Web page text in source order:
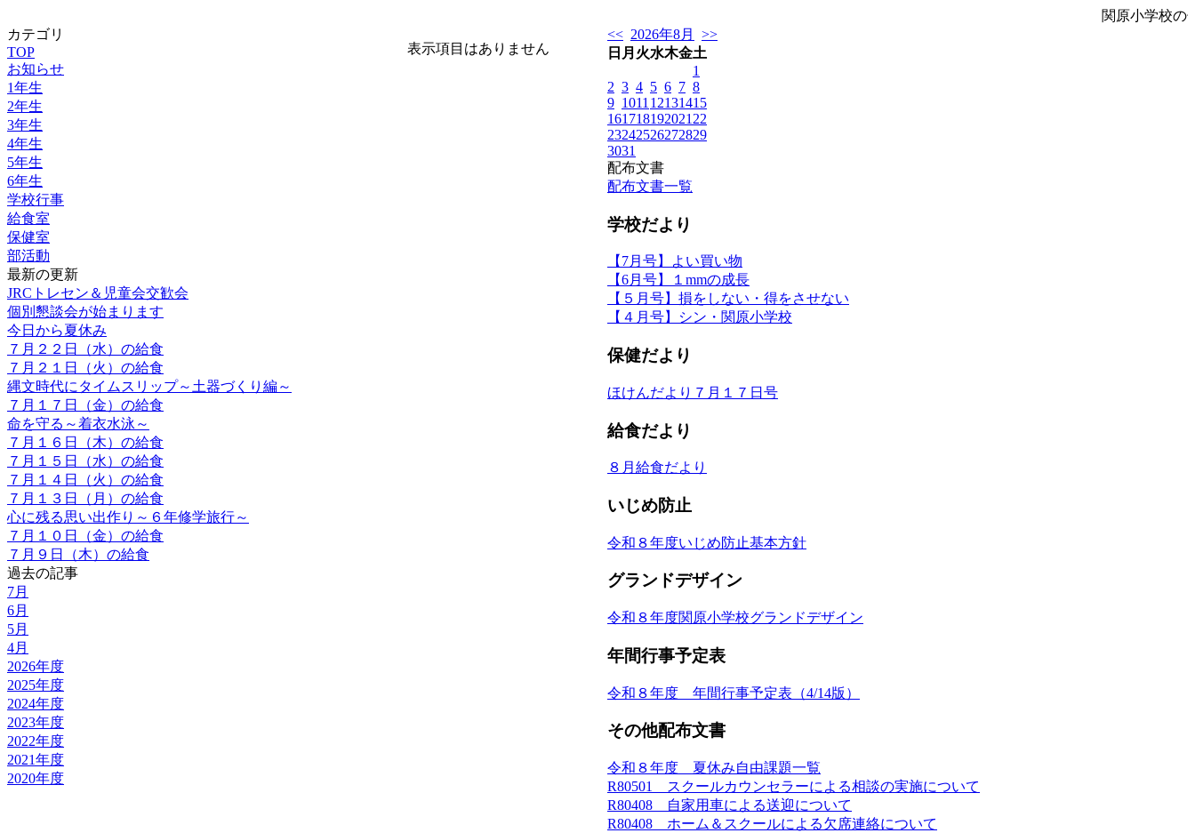
関原小学校の
カテゴリ
TOP
お知らせ
1年生
2年生
3年生
4年生
5年生
6年生
学校行事
給食室
保健室
部活動
最新の更新
JRCトレセン＆児童会交歓会
個別懇談会が始まります
今日から夏休み
７月２２日（水）の給食
７月２１日（火）の給食
縄文時代にタイムスリップ～土器づくり編～
７月１７日（金）の給食
命を守る～着衣水泳～
７月１６日（木）の給食
７月１５日（水）の給食
７月１４日（火）の給食
７月１３日（月）の給食
心に残る思い出作り～６年修学旅行～
７月１０日（金）の給食
７月９日（木）の給食
過去の記事
7月
6月
5月
4月
2026年度
2025年度
2024年度
2023年度
2022年度
2021年度
2020年度
表示項目はありません
<< 2026年8月
>>
日 月 火水木金土
1
2 3 4 5 6 7 8
9 1011 12131415
161718192021 22
23242526272829
3031
配布文書
配布文書一覧
学校だより
【7月号】よい買い物
【6月号】１mmの成長
【５月号】損をしない・得をさせない
【４月号】シン・関原小学校
保健だより
ほけんだより７月１７日号
給食だより
８月給食だより
いじめ防止
令和８年度いじめ防止基本方針
グランドデザイン
令和８年度関原小学校グランドデザイン
年間行事予定表
令和８年度 年間行事予定表（4/14版）
その他配布文書
令和８年度 夏休み自由課題一覧
R80501 スクールカウンセラーによる相談の実施について
R80408 自家用車による送迎について
R80408 ホーム＆スクールによる欠席連絡について